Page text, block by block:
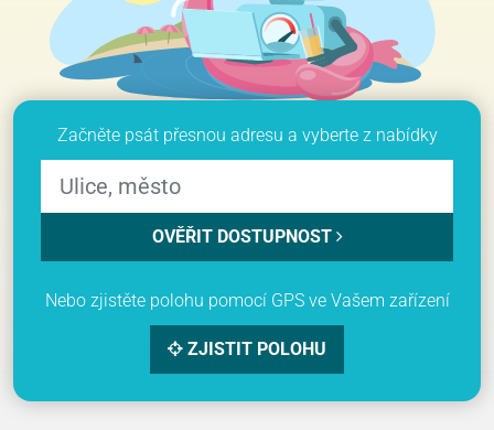
Začněte psát přesnou adresu a vyberte z nabídky
OVĚŘIT DOSTUPNOST
Nebo zjistěte polohu pomocí GPS ve Vašem zařízení
ZJISTIT POLOHU